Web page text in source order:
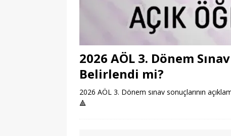
2026 AÖL 3. Dönem
Belirlendi mi?
2026 AÖL 3. Dönem sınav sonuçlarının
🔺